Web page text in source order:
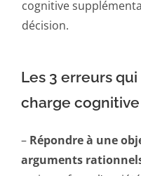
cognitive
décision.
Les 3 erreurs
charge
– Répondre à une
arguments